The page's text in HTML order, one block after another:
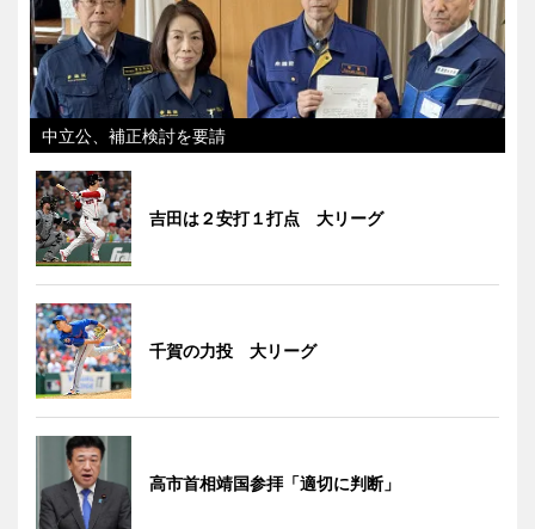
中立公、補正検討を要請
吉田は２安打１打点 大リーグ
千賀の力投 大リーグ
高市首相靖国参拝「適切に判断」